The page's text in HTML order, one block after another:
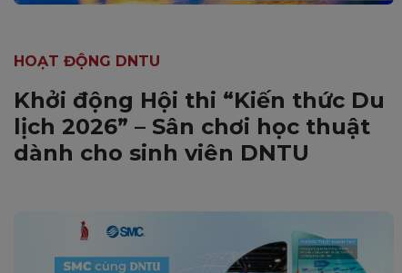
HOẠT ĐỘNG DNTU
Khởi động Hội thi “Kiến thức Du
lịch 2026” – Sân chơi học thuật
dành cho sinh viên DNTU